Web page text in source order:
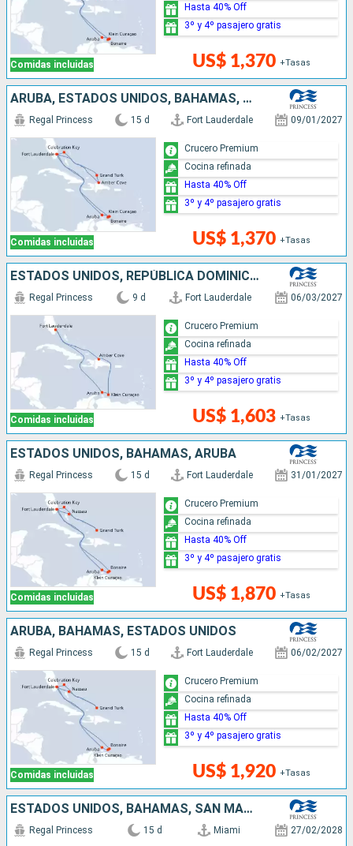
Comidas incluidas US$ 1,370 +Tasas
Hasta 40% Off
3º y 4º pasajero gratis
ARUBA, ESTADOS UNIDOS, BAHAMAS, REPÚBLICA DOMINICANA
Comidas incluidas
Regal Princess 15 d Fort Lauderdale 09/01/2027
US$ 1,370 +Tasas
Crucero Premium
Cocina refinada
Hasta 40% Off
3º y 4º pasajero gratis
ESTADOS UNIDOS, REPÚBLICA DOMINICANA, ARUBA
Comidas incluidas
Regal Princess 9 d Fort Lauderdale 06/03/2027
US$ 1,603 +Tasas
Crucero Premium
Cocina refinada
Hasta 40% Off
3º y 4º pasajero gratis
ESTADOS UNIDOS, BAHAMAS, ARUBA
Comidas incluidas
Regal Princess 15 d Fort Lauderdale 31/01/2027
US$ 1,870 +Tasas
Crucero Premium
Cocina refinada
Hasta 40% Off
3º y 4º pasajero gratis
ARUBA, BAHAMAS, ESTADOS UNIDOS
Comidas incluidas
Regal Princess 15 d Fort Lauderdale 06/02/2027
US$ 1,920 +Tasas
Crucero Premium
Cocina refinada
Hasta 40% Off
3º y 4º pasajero gratis
ESTADOS UNIDOS, BAHAMAS, SAN MARTÍN, REINO UNIDO, ISLAS CAIMÁN, MÉXICO
Regal Princess 15 d Miami 27/02/2028